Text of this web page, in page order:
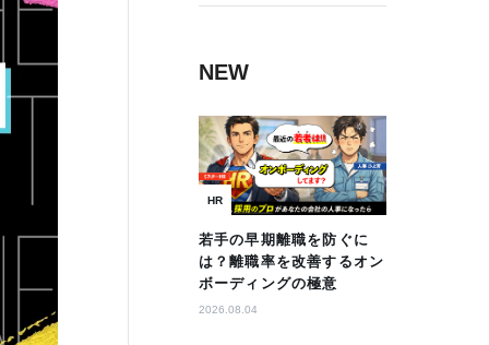
NEW
HR
若手の早期離職を防ぐに
は？離職率を改善するオン
ボーディングの極意
2026.08.04